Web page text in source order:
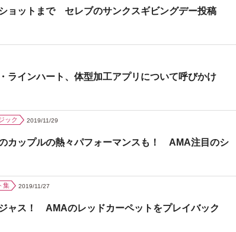
ョットまで セレブのサンクスギビングデー投稿
ラインハート、体型加工アプリについて呼びかけ
ック 2019/11/29
カップルの熱々パフォーマンスも！ AMA注目のシ
集 2019/11/27
ャス！ AMAのレッドカーペットをプレイバック